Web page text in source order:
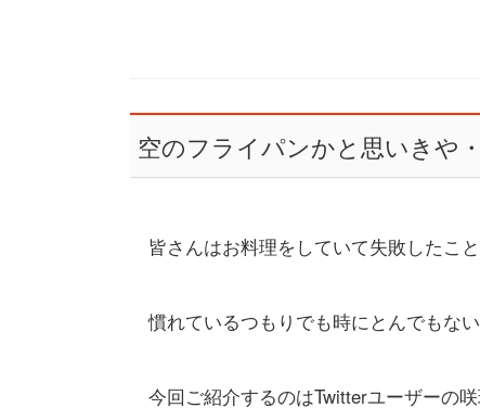
空のフライパンかと思いきや
皆さんはお料理をしていて失敗したこ
慣れているつもりでも時にとんでもな
今回ご紹介するのはTwitterユーザーの